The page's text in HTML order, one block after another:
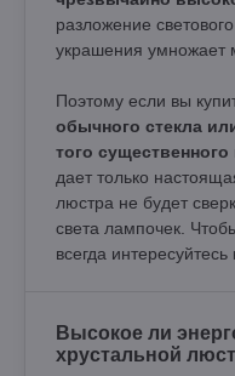
разложение
украшения умножает
Поэтому если вы
обычного стекла
того
дает только
люстра не будет
света лампочек.
всегда
Высокое ли
хрустальной